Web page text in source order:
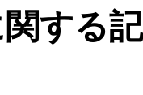
関する